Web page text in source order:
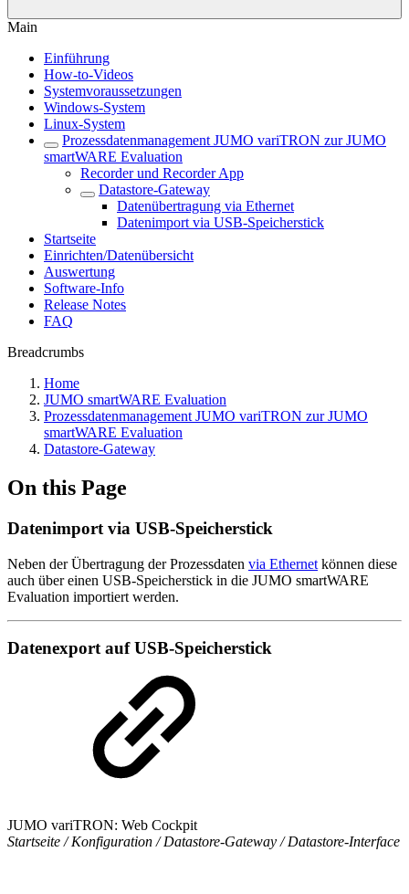
Main
Einführung
How-to-Videos
Systemvoraussetzungen
Windows-System
Linux-System
Prozessdatenmanagement JUMO variTRON zur JUMO
smartWARE Evaluation
Recorder und Recorder App
Datastore-Gateway
Datenübertragung via Ethernet
Datenimport via USB-Speicherstick
Startseite
Einrichten/Datenübersicht
Auswertung
Software-Info
Release Notes
FAQ
Breadcrumbs
Home
JUMO smartWARE Evaluation
Prozessdatenmanagement JUMO variTRON zur JUMO
smartWARE Evaluation
Datastore-Gateway
On this Page
Datenimport via USB-Speicherstick
Neben der Übertragung der Prozessdaten via Ethernet können diese
auch über einen USB-Speicherstick in die JUMO smartWARE
Evaluation importiert werden.
Datenexport auf USB-Speicherstick
JUMO variTRON: Web Cockpit
Startseite / Konfiguration / Datastore-Gateway / Datastore-Interface